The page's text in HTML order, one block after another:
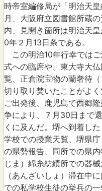
時帝室編修局が「明治天
月、大阪府立図書館所蔵
内、見開き箇所は明治天
0年２月13日条である。
この明治10年行幸では
式への臨席や、東大寺大
覧、正倉院宝物の蘭奢待
切り取り焚いたことがよ
ご出発後、鹿児島で西郷
争により、７月30日まで
くに及んだ。堺へ到着し
学校での授業天覧、堺県
の県勢報告、同所での県
じま）綿糸紡績所での器
（あんざいしょ）滞在中
での私学校生徒の挙兵の